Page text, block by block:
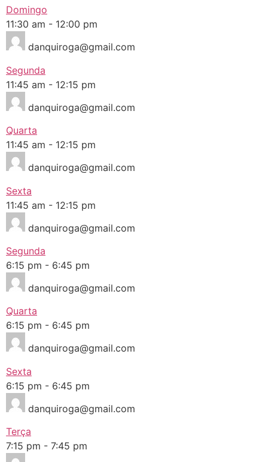
Domingo
11:30 am - 12:00 pm
danquiroga@gmail.com
Segunda
11:45 am - 12:15 pm
danquiroga@gmail.com
Quarta
11:45 am - 12:15 pm
danquiroga@gmail.com
Sexta
11:45 am - 12:15 pm
danquiroga@gmail.com
Segunda
6:15 pm - 6:45 pm
danquiroga@gmail.com
Quarta
6:15 pm - 6:45 pm
danquiroga@gmail.com
Sexta
6:15 pm - 6:45 pm
danquiroga@gmail.com
Terça
7:15 pm - 7:45 pm